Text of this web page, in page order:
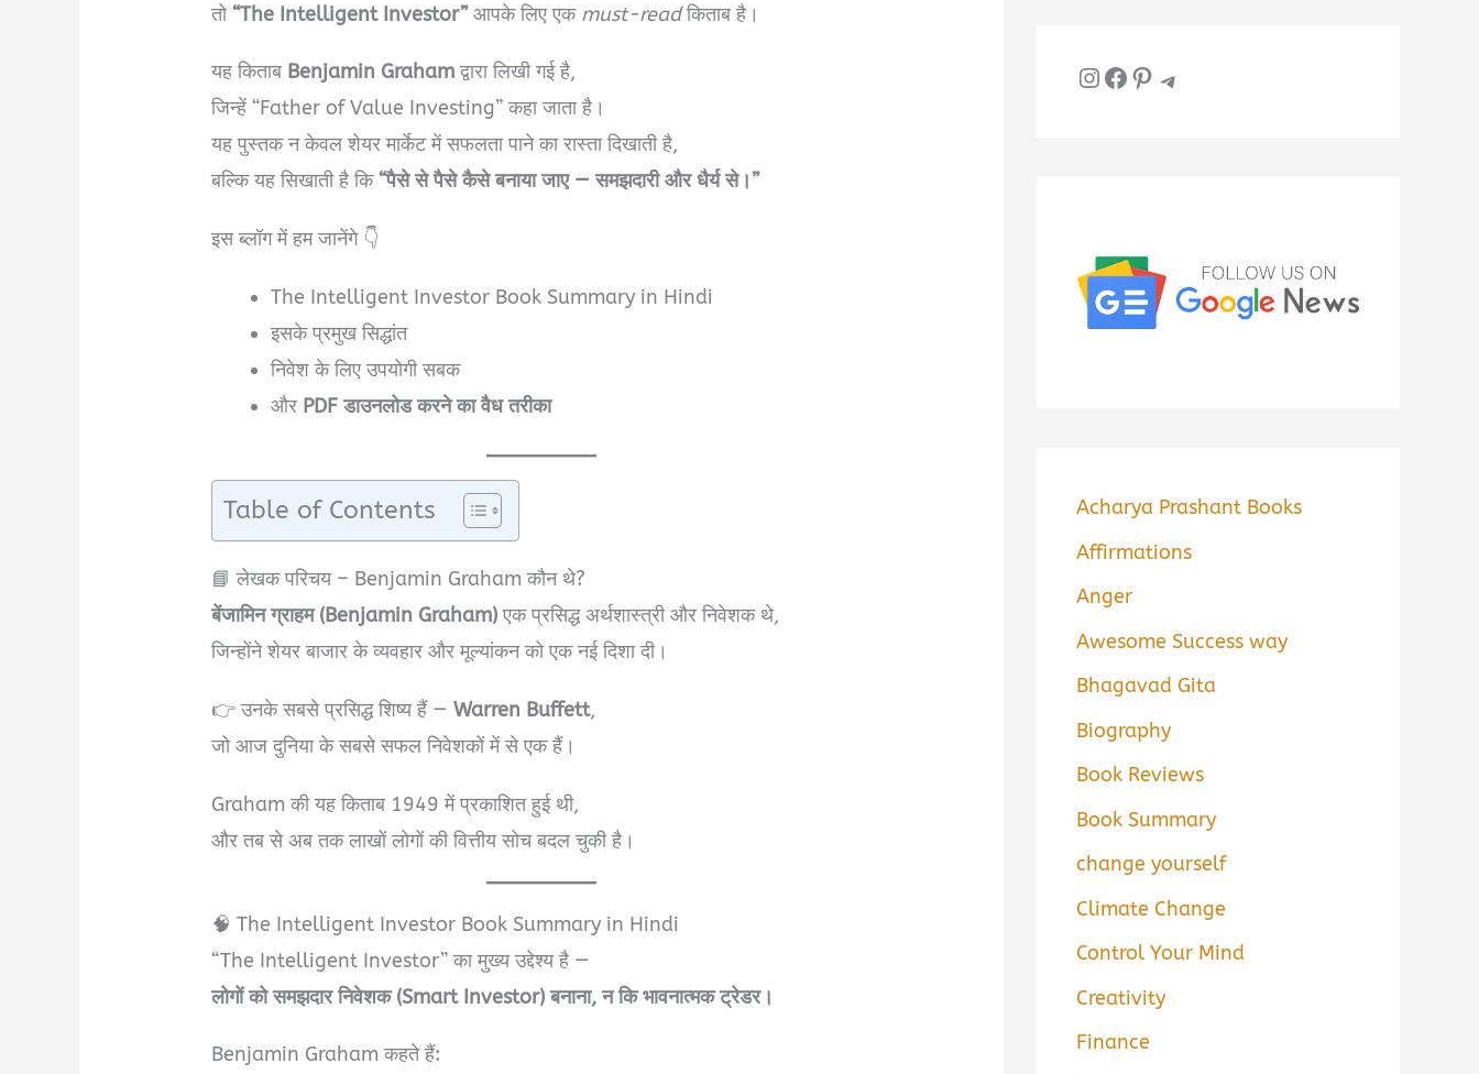
तो“The Intelligent Investor”आपके लिए एक must-readकिताब है।
यह किताब Benjamin Grahamद्वारा लिखी गई है,
जिन्हें “Father of Value Investing” कहा जाता है।
यह पुस्तक न केवल शेयर मार्केट में सफलता पाने का रास्ता दिखाती है,
बल्कि यह सिखाती है कि“पैसे से पैसे कैसे बनाया जाए — समझदारी और धैर्य से।”
इस ब्लॉग में हम जानेंगे 👇
The Intelligent Investor Book Summary in Hindi
इसके प्रमुख सिद्धांत
निवेश के लिए उपयोगी सबक
और PDF डाउनलोड करने का वैध तरीका
Table of Contents
📘 लेखक परिचय – Benjamin Graham कौन थे?
बेंजामिन ग्राहम (Benjamin Graham)एक प्रसिद्ध अर्थशास्त्री और निवेशक थे,
जिन्होंने शेयर बाजार के व्यवहार और मूल्यांकन को एक नई दिशा दी।
👉 उनके सबसे प्रसिद्ध शिष्य हैं —Warren Buffett,
जो आज दुनिया के सबसे सफल निवेशकों में से एक हैं।
Graham की यह किताब 1949 में प्रकाशित हुई थी,
और तब से अब तक लाखों लोगों की वित्तीय सोच बदल चुकी है।
🧠 The Intelligent Investor Book Summary in Hindi
“The Intelligent Investor” का मुख्य उद्देश्य है —
लोगों को समझदार निवेशक (Smart Investor) बनाना, न कि भावनात्मक ट्रेडर।
Benjamin Graham कहते हैं:
InstagramFacebook Pinterest Telegram
Acharya Prashant Books
Affirmations
Anger
Awesome Success way
Bhagavad Gita
Biography
Book Reviews
Book Summary
change yourself
Climate Change
Control Your Mind
Creativity
Finance